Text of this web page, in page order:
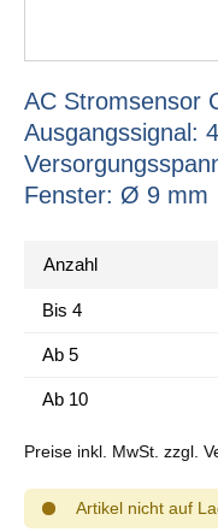
AC Stromsensor
Ausgangssignal:
Fenster: Ø 9 mm
Anzahl
Bis 4
Ab 5
Ab 10
Preise inkl. MwSt. zzgl.
Artikel nicht auf